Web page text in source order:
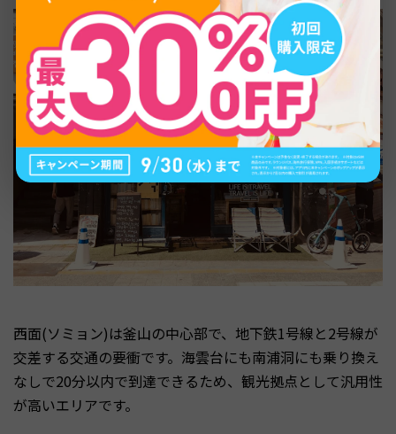
西面(ソミョン)は釜山の中心部で、地下鉄1号線と2号線が
交差する交通の要衝です。海雲台にも南浦洞にも乗り換え
なしで20分以内で到達できるため、観光拠点として汎用性
が高いエリアです。